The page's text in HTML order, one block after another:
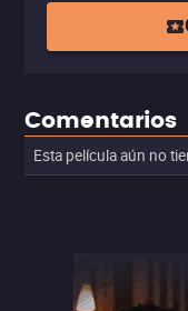
Comentarios
Esta película aún no